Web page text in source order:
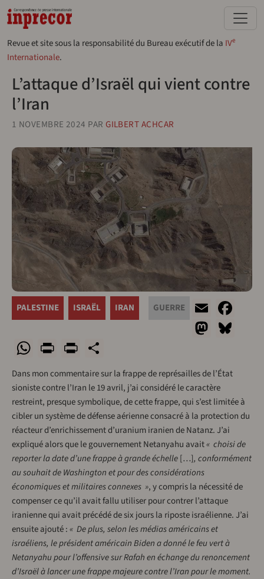
Aller au contenu principal
Revue et site sous la responsabilité du Bureau exécutif de la IVe
Internationale.
L’attaque d’Israël qui vient contre
l’Iran
1 NOVEMBRE 2024 PAR GILBERT ACHCAR
PALESTINE ISRAËL IRAN GUERRE Email
WhatsApp
PrintPrintFriendly
Dans mon commentaire sur la frappe de représailles de l’État
sioniste contre l’Iran le 19 avril, j’ai considéré le caractère
restreint, presque symbolique, de cette frappe, qui s’est limitée à
cibler un système de défense aérienne consacré à la protection du
réacteur d’enrichissement d’uranium iranien de Natanz. J’ai
expliqué alors que le gouvernement Netanyahu avait« choisi de
reporter la date d’une frappe à grande échelle[…], conformément
au souhait de Washington et pour des considérations
économiques et militaires connexes », y compris la nécessité de
compenser ce qu’il avait fallu utiliser pour contrer l’attaque
iranienne qui avait précédé de six jours la riposte israélienne. J’ai
ensuite ajouté :« De plus, selon les médias américains et
israéliens, le président américain Biden a donné le feu vert à
Netanyahu pour l’offensive sur Rafah en échange du renoncement
d’Israël à lancer une frappe majeure contre l’Iran pour le moment.